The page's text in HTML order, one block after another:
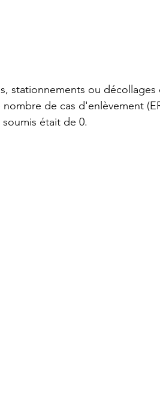
stationnements ou
de cas d'enlèvement
était de 0.